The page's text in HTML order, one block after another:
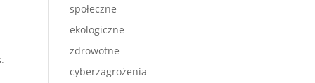
społeczne
ekologiczne
zdrowotne
cyberzagrożenia